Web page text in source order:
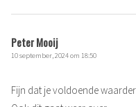
Peter Mooij
10 september, 2024 om 18:50
Fijn dat je voldoende